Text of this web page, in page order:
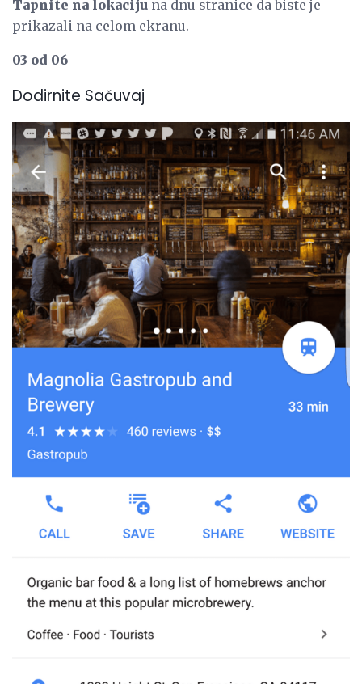
Tapnite na lokaciju na dnu stranice da biste je
prikazali na celom ekranu.
03 od 06
Dodirnite Sačuvaj